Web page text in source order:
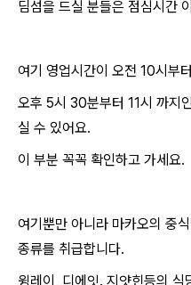
딤섬을 드실 분들은 점심시간
여기 영업시간이 오전 10시부
오후 5시 30분부터 11시 까지
실 수 있어요.
이 부분 꼭꼭 확인하고 가세요.
여기뿐만 아니라 마카오의 중
종류를 취급합니다.
윙레이, 디에잇. 지얏힌등의